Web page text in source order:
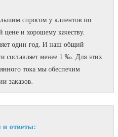
спросом у клиентов по
цене и хорошему качеству.
один год. И наш общий
составляет менее 1 ‰. Для этих
тока мы обеспечим
заказов.
и ответы: